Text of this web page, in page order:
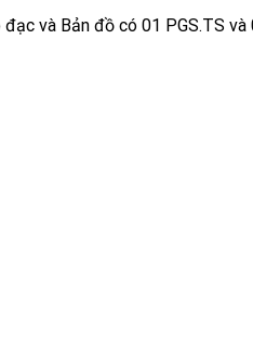
và Bản đồ có 01 PGS.TS